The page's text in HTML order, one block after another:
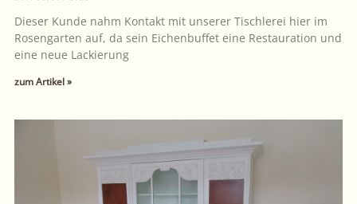
Dieser Kunde nahm Kontakt mit unserer Tischlerei hier im
Rosengarten auf, da sein Eichenbuffet eine Restauration und
eine neue Lackierung
zum Artikel »